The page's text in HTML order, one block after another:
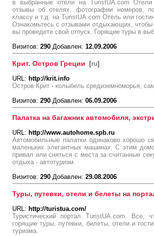
в выбранные отели на TuristUA.com Отели
отзывы об отелях, фотографии номеров,
классу и т.д. на TuristUA.com Отель или
Ознакомьтесь с отзывами отдыхающих, чтобы
вы проведете свой отпуск. Горящие туры в
Визитов: 290 Добавлен: 12.09.2006
Крит. Остров Греции [ru]
URL: http://krit.info
Остров Крит - колыбель средиземноморья,
Визитов: 290 Добавлен: 06.09.2006
Палатка на багажник автомобиля,
URL: http://www.autohome.spb.ru
Автомобильные палатки одинаково хорошо
маленьких элегантных машинах. С этим
привал или сняться с места за считанные
отдыха - автотуризм.
Визитов: 290 Добавлен: 29.08.2006
Туры, путевки, отели и белеты на
URL: http://turistua.com/
Туристический портал TuristUA.com.
горящие туры, путевки, билеты, отели и
туризма.